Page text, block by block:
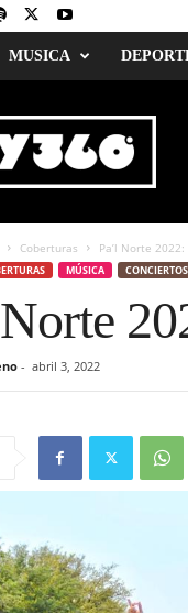
MUSICA
Coberturas Pa’l Norte
MÚSICA CONCIERTOS
- abril 3, 2022